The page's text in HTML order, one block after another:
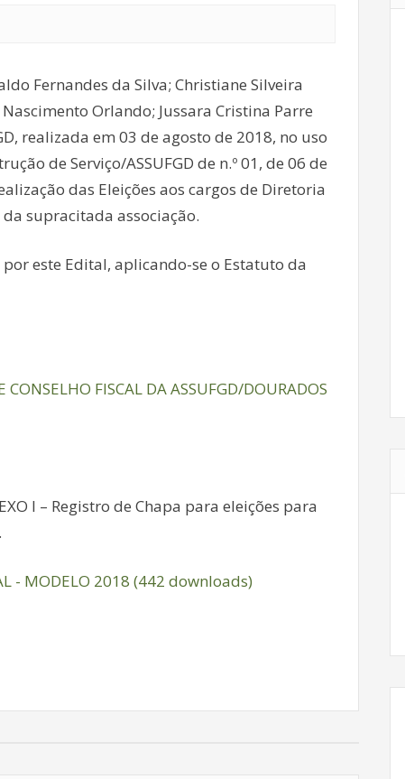
Fernandes da Silva; Christiane Silveira
Orlando; Jussara Cristina Parre
realizada em 03 de agosto de 2018, no uso
de Serviço/ASSUFGD de n.º 01, de 06 de
das Eleições aos cargos de Diretoria
da supracitada associação.
este Edital, aplicando-se o Estatuto da
FISCAL DA ASSUFGD/DOURADOS
I – Registro de Chapa para eleições para
- MODELO 2018 (442 downloads)